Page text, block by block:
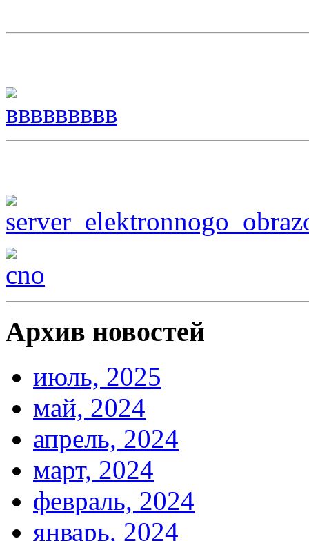
Архив новостей
июль, 2025
май, 2024
апрель, 2024
март, 2024
февраль, 2024
январь, 2024